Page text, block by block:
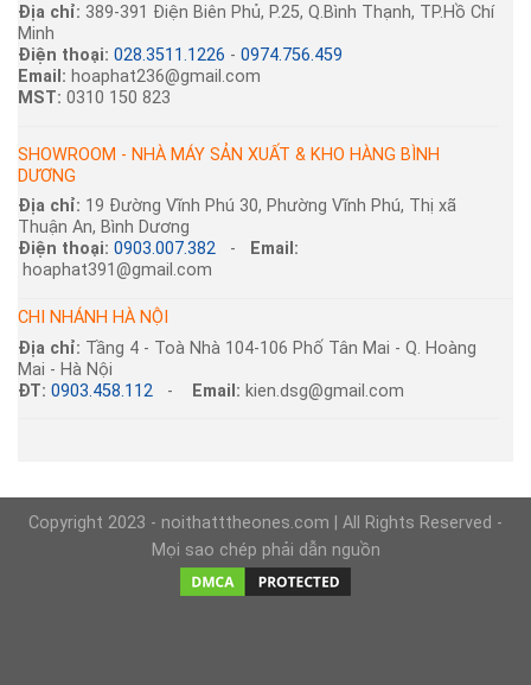
Địa chỉ: 389-391 Điện Biên Phủ, P.25, Q.Bình Thạnh, TP.Hồ Chí
Minh
Điện thoại: 028.3511.1226 - 0974.756.459
Email: hoaphat236@gmail.com
MST: 0310 150 823
SHOWROOM - NHÀ MÁY SẢN XUẤT & KHO HÀNG BÌNH
DƯƠNG
Địa chỉ: 19 Đường Vĩnh Phú 30, Phường Vĩnh Phú, Thị xã
Thuận An, Bình Dương
Điện thoại: 0903.007.382-
Email:
hoaphat391@gmail.com
CHI NHÁNH HÀ NỘI
Địa chỉ: Tầng 4 - Toà Nhà 104-106 Phố Tân Mai - Q. Hoàng
Mai - Hà Nội
ĐT: 0903.458.112- Email: kien.dsg@gmail.com
Copyright 2023 - noithatttheones.com | All Rights Reserved -
Mọi sao chép phải dẫn nguồn